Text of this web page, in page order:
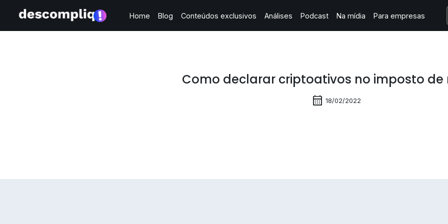
Home Blog Conteúdos exclusivos Análises Podcast Na mídia Para empresas
Como declarar criptoativos no imposto de
calendar_month 18/02/2022